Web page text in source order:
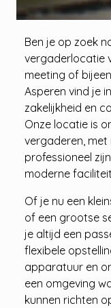
Ben je op zoek
vergaderlocatie
meeting of
Asperen vind je
zakelijkheid en
Onze locatie is
vergaderen,
professioneel
moderne
Of je nu een
of een grootse
je altijd een
flexibele
apparatuur en
een omgeving
kunnen richten